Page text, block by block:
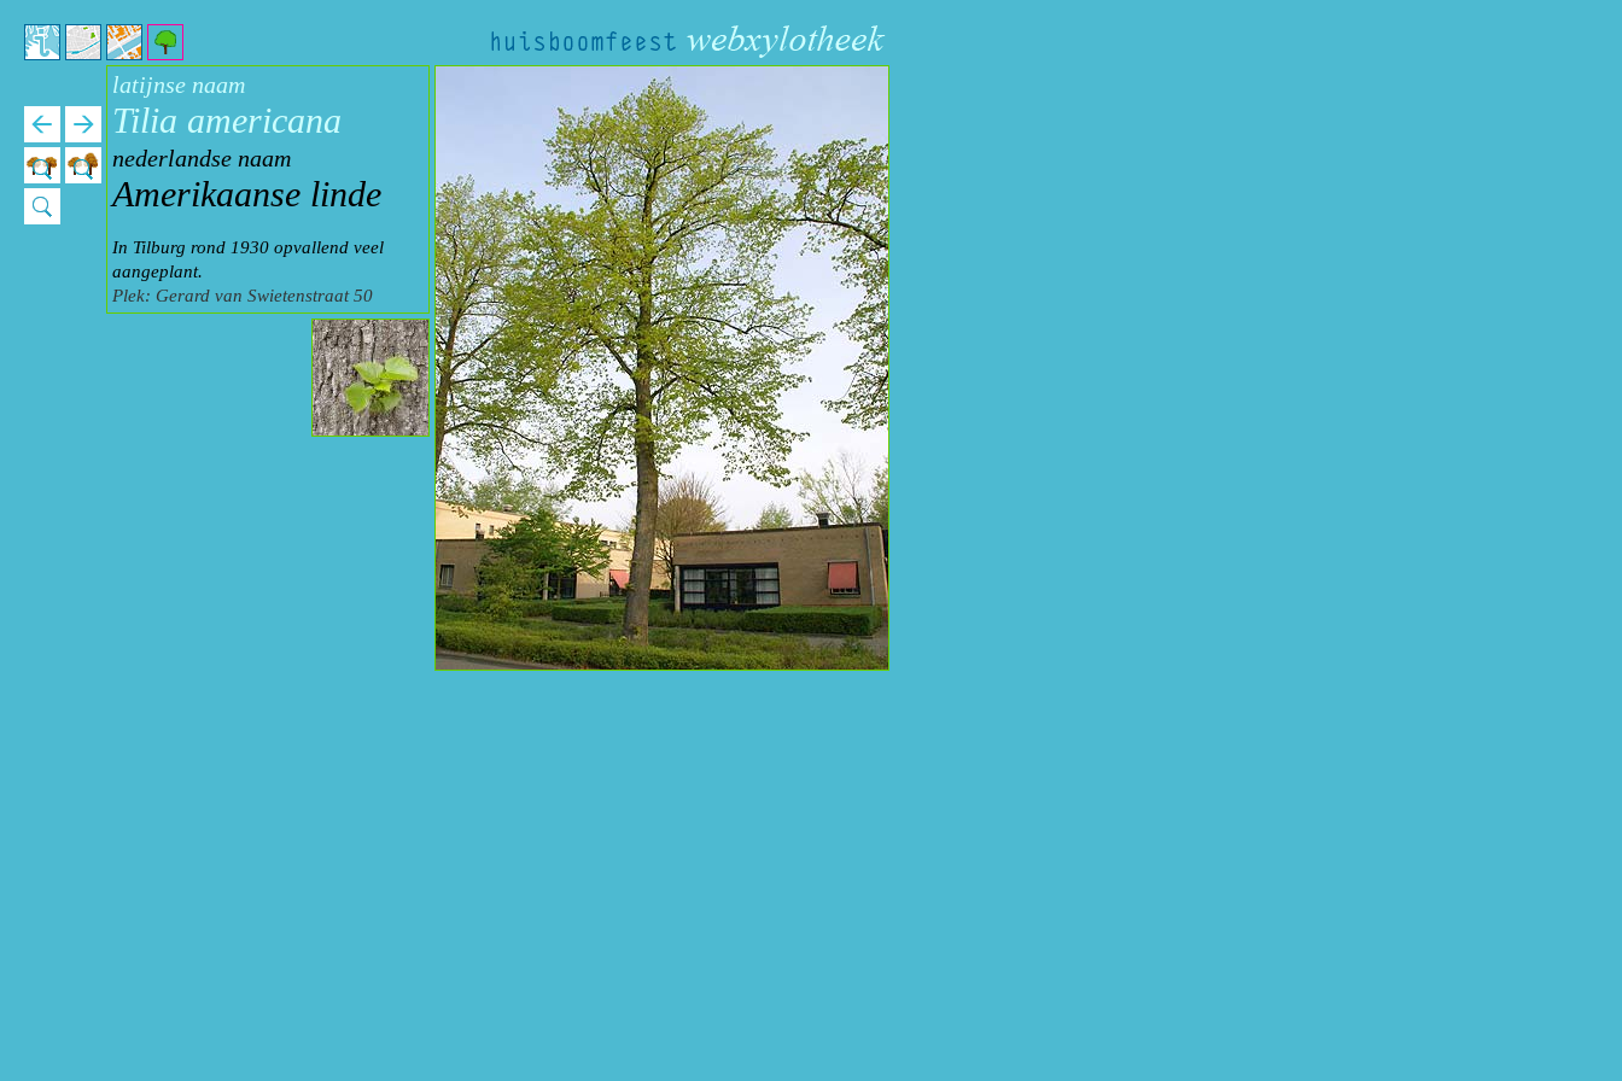
latijnse naam
Tilia americana
nederlandse naam
Amerikaanse linde
In Tilburg rond 1930 opvallend veel
aangeplant.
Plek: Gerard van Swietenstraat 50